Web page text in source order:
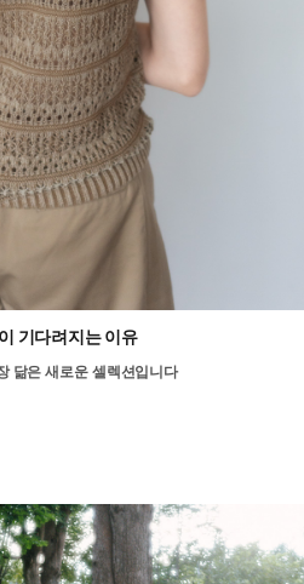
기다려지는 이유
닮은 새로운 셀렉션입니다